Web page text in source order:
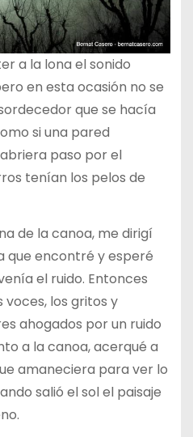
a la lona el sonido
en esta ocasión no se
que se hacía
si una pared
paso por el
tenían los pelos de
de la canoa, me dirigí
que encontré y esperé
el ruido. Entonces
los gritos y
ahogados por un ruido
a la canoa, acerqué a
amaneciera para ver lo
salió el sol el paisaje